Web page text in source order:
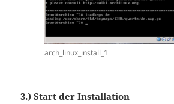
arch_linux_install_1
3.) Start der Installation